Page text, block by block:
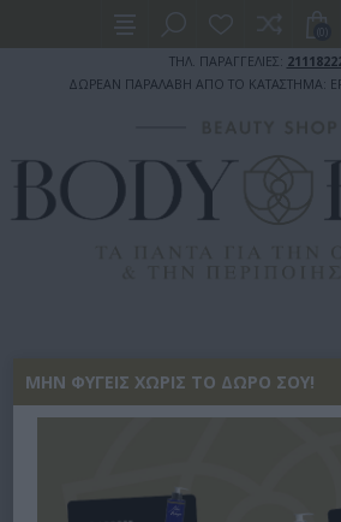
ΤΗΛ. ΠΑΡΑΓΓΕΛΙΕΣ:
ΔΩΡΕΑΝ ΠΑΡΑΛΑΒΗ ΑΠΟ ΤΟ ΚΑΤΑΣΤΗΜΑ:
ΑΡΧΙΚΉ ΣΕΛΊΔΑ ΠΡΟΣΩΠΙΚΗ
ΣΕΡΒΙΕΤΕΣ -
ΜΗΝ ΦΎΓΕΙΣ ΧΩΡΊΣ ΤΟ ΔΏΡΟ ΣΟΥ!